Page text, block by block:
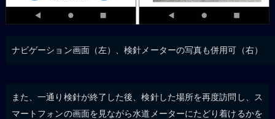
ナビゲーション画面（左）、検針メーターの写真も併用可（右）
また、一通り検針が終了した後、検針した場所を再度訪問し、ス
マートフォンの画面を見ながら水道メーターにたどり着けるかを